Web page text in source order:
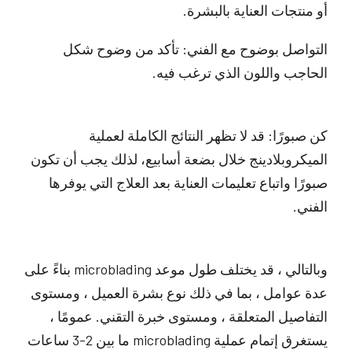
أو منتجات العناية بالبشرة.
التواصل بوضوح مع الفني: تأكد من وضوح شكل
الحاجب واللون الذي ترغب فيه.
كن صبورًا: قد لا تظهر النتائج الكاملة لعملية
الميكروبلادينج خلال بضعة أسابيع، لذلك يجب أن تكون
صبورًا واتباع تعليمات العناية بعد العلاج التي يوفرها
الفني.
وبالتالي ، قد يختلف طول موعد microblading بناءً على
عدة عوامل ، بما في ذلك نوع بشرة العميل ، ومستوى
التفاصيل المتعلقة ، ومستوى خبرة التقني. عمومًا ،
يستغرق إتمام عملية microblading ما بين 2-3 ساعات